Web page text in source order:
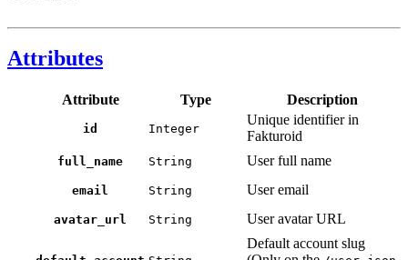
Attributes
Attribute Type Description
id Integer
Unique identifier in
Fakturoid
full_name String User full name
email String User email
avatar_url String User avatar URL
Default account slug